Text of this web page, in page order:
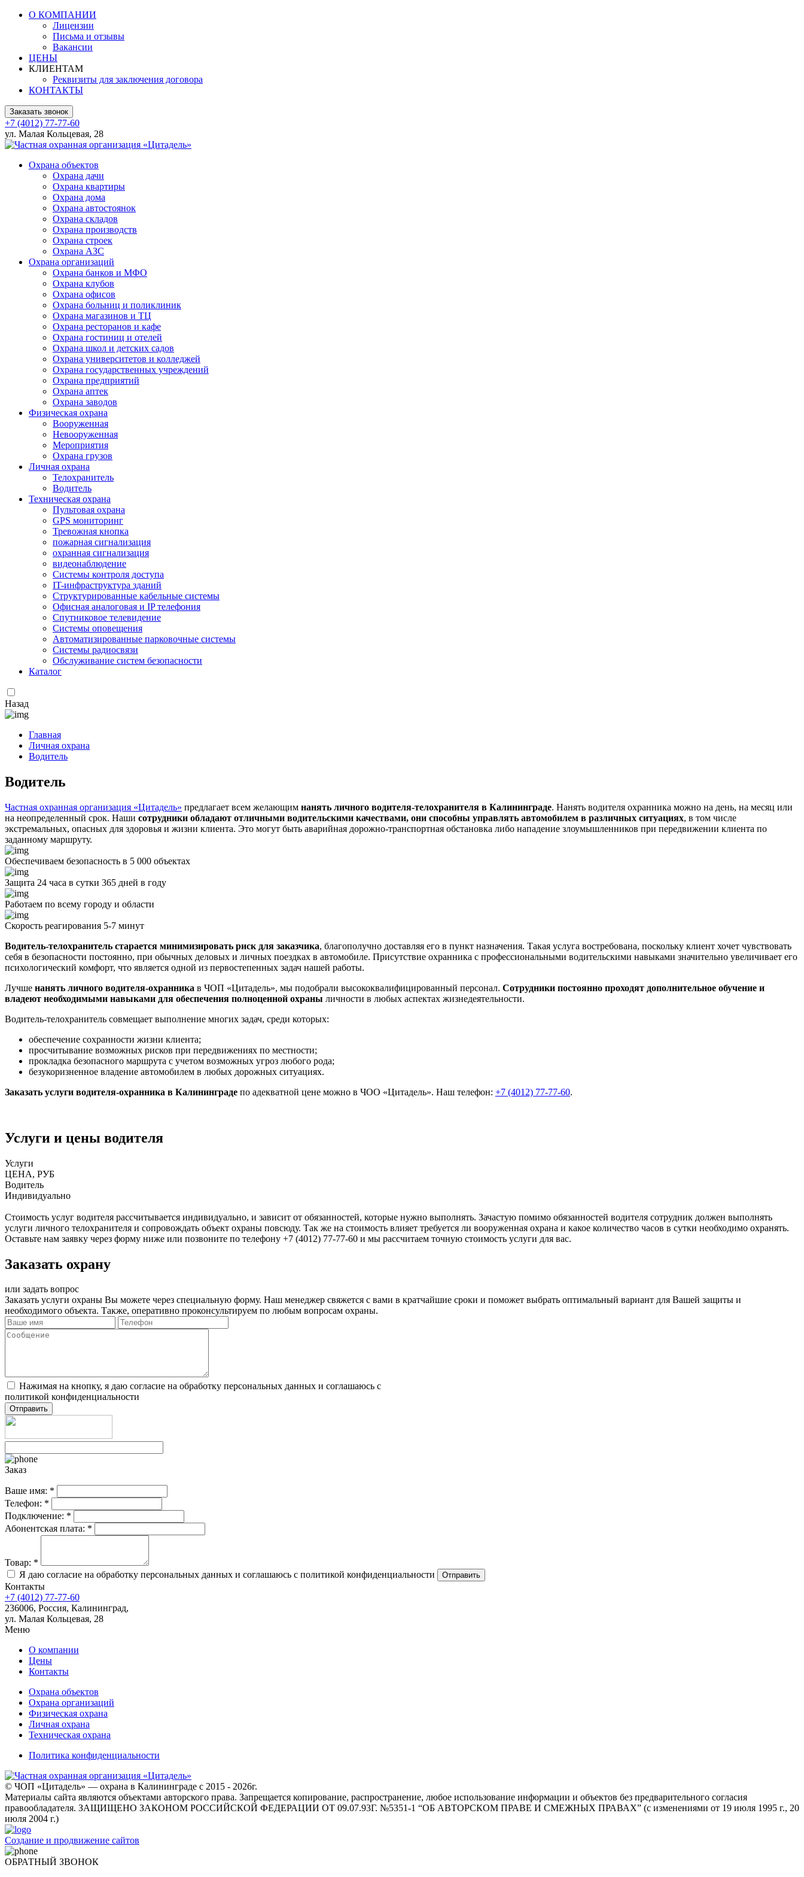
О КОМПАНИИ
Лицензии
Письма и отзывы
Вакансии
ЦЕНЫ
КЛИЕНТАМ
Реквизиты для заключения договора
КОНТАКТЫ
Заказать звонок
+7 (4012) 77-77-60
ул. Малая Кольцевая, 28
Охрана объектов
Охрана дачи
Охрана квартиры
Охрана дома
Охрана автостоянок
Охрана складов
Охрана производств
Охрана строек
Охрана АЗС
Охрана организаций
Охрана банков и МФО
Охрана клубов
Охрана офисов
Охрана больниц и поликлиник
Охрана магазинов и ТЦ
Охрана ресторанов и кафе
Охрана гостиниц и отелей
Охрана школ и детских садов
Охрана университетов и колледжей
Охрана государственных учреждений
Охрана предприятий
Охрана аптек
Охрана заводов
Физическая охрана
Вооруженная
Невооруженная
Мероприятия
Охрана грузов
Личная охрана
Телохранитель
Водитель
Техническая охрана
Пультовая охрана
GPS мониторинг
Тревожная кнопка
пожарная сигнализация
охранная сигнализация
видеонаблюдение
Системы контроля доступа
IT-инфраструктура зданий
Структурированные кабельные системы
Офисная аналоговая и IP телефония
Спутниковое телевидение
Системы оповещения
Автоматизированные парковочные системы
Системы радиосвязи
Обслуживание систем безопасности
Каталог
Назад
Главная
Личная охрана
Водитель
Водитель
Частная охранная организация «Цитадель» предлагает всем желающим нанять личного водителя-телохранителя в Калининграде. Нанять водителя охранника можно на день, на месяц или
на неопределенный срок. Наши сотрудники обладают отличными водительскими качествами, они способны управлять автомобилем в различных ситуациях, в том числе
экстремальных, опасных для здоровья и жизни клиента. Это могут быть аварийная дорожно-транспортная обстановка либо нападение злоумышленников при передвижении клиента по
заданному маршруту.
Обеспечиваем безопасность в 5 000 объектах
Защита 24 часа в сутки 365 дней в году
Работаем по всему городу и области
Скорость реагирования 5-7 минут
Водитель-телохранитель старается минимизировать риск для заказчика, благополучно доставляя его в пункт назначения. Такая услуга востребована, поскольку клиент хочет чувствовать
себя в безопасности постоянно, при обычных деловых и личных поездках в автомобиле. Присутствие охранника с профессиональными водительскими навыками значительно увеличивает его
психологический комфорт, что является одной из первостепенных задач нашей работы.
Лучше нанять личного водителя-охранника в ЧОП «Цитадель», мы подобрали высококвалифицированный персонал. Сотрудники постоянно проходят дополнительное обучение и
владеют необходимыми навыками для обеспечения полноценной охраны личности в любых аспектах жизнедеятельности.
Водитель-телохранитель совмещает выполнение многих задач, среди которых:
обеспечение сохранности жизни клиента;
просчитывание возможных рисков при передвижениях по местности;
прокладка безопасного маршрута с учетом возможных угроз любого рода;
безукоризненное владение автомобилем в любых дорожных ситуациях.
Заказать услуги водителя-охранника в Калининграде по адекватной цене можно в ЧОО «Цитадель». Наш телефон: +7 (4012) 77-77-60.
Услуги и цены водителя
Услуги
ЦЕНА, РУБ
Водитель
Индивидуально
Стоимость услуг водителя рассчитывается индивидуально, и зависит от обязанностей, которые нужно выполнять. Зачастую помимо обязанностей водителя сотрудник должен выполнять
услуги личного телохранителя и сопровождать объект охраны повсюду. Так же на стоимость влияет требуется ли вооруженная охрана и какое количество часов в сутки необходимо охранять.
Оставьте нам заявку через форму ниже или позвоните по телефону +7 (4012) 77-77-60 и мы рассчитаем точную стоимость услуги для вас.
Заказать охрану
или задать вопрос
Заказать услуги охраны Вы можете через специальную форму. Наш менеджер свяжется с вами в кратчайшие сроки и поможет выбрать оптимальный вариант для Вашей защиты и
необходимого объекта. Также, оперативно проконсультируем по любым вопросам охраны.
Нажимая на кнопку, я даю согласие на обработку персональных данных и соглашаюсь с
политикой конфиденциальности
Заказ
Ваше имя: *
Телефон: *
Подключение: *
Абонентская плата: *
Товар: *
Я даю согласие на обработку персональных данных и соглашаюсь с политикой конфиденциальности
Отправить
Контакты
+7 (4012) 77-77-60
236006, Россия, Калининград,
ул. Малая Кольцевая, 28
Меню
О компании
Цены
Контакты
Охрана объектов
Охрана организаций
Физическая охрана
Личная охрана
Техническая охрана
Политика конфиденциальности
© ЧОП «Цитадель» — охрана в Калининграде c 2015 - 2026г.
Материалы сайта являются объектами авторского права. Запрещается копирование, распространение, любое использование информации и объектов без предварительного согласия
правообладателя. ЗАЩИЩЕНО ЗАКОНОМ РОССИЙСКОЙ ФЕДЕРАЦИИ ОТ 09.07.93Г. №5351-1 “ОБ АВТОРСКОМ ПРАВЕ И СМЕЖНЫХ ПРАВАХ” (с изменениями от 19 июля 1995 г., 20
июля 2004 г.)
Создание и продвижение сайтов
ОБРАТНЫЙ ЗВОНОК